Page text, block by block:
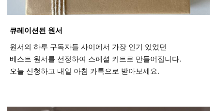
큐레이션된 원서
원서의 하루 구독자들 사이에서 가장 인기 있었던
베스트 원서를 선정하여 스페셜 키트로 만들어집니다.
오늘 신청하고 내일 아침 카톡으로 받아보세요.